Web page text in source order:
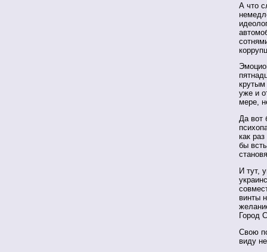
А что
крутым
уже и
мере,
Да вот
как
бы
И тут,
винты
Город
Свою
виду